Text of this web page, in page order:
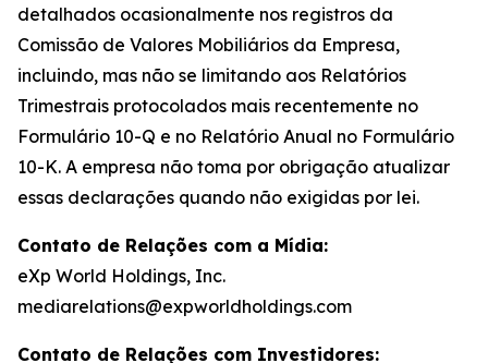
detalhados ocasionalmente nos registros da
Comissão de Valores Mobiliários da Empresa,
incluindo, mas não se limitando aos Relatórios
Trimestrais protocolados mais recentemente no
Formulário 10-Q e no Relatório Anual no Formulário
10-K. A empresa não toma por obrigação atualizar
essas declarações quando não exigidas por lei.
Contato de Relações com a Mídia:
eXp World Holdings, Inc.
mediarelations@expworldholdings.com
Contato de Relações com Investidores: